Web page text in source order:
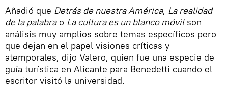
Añadió que Detrás de nuestra América, La realidad
de la palabrao La cultura es un blanco móvilson
análisis muy amplios sobre temas específicos pero
que dejan en el papel visiones críticas y
atemporales, dijo Valero, quien fue una especie de
guía turística en Alicante para Benedetti cuando el
escritor visitó la universidad.